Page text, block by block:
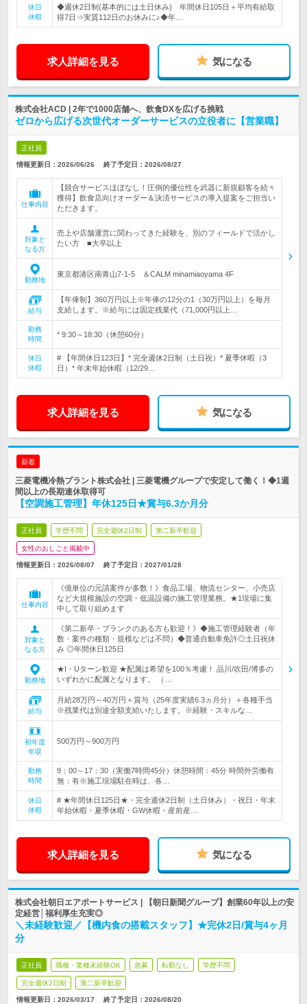
休日
休暇
◆週休2日制(基本的には土日休み) 年間休日105日＋平均有給取
得7日⇒実質112日のお休みに♪◆年…
求人詳細を見る 気になる
株式会社ACD | 2年で1000店舗へ、飲食DXを広げる挑戦
ゼロから広げる次世代オーダーサービスの立役者に【営業職】
正社員
情報更新日：2026/06/26 終了予定日： 2026/08/27
仕事内容
【競合サービスほぼなし！圧倒的優位性を武器に新規顧客を続々
獲得】飲食店向けオーダー＆決済サービスの導入提案をご担当い
ただきます。
対象と
なる方
売上や店舗運営に関わってきた経験を、別のフィールドで活かし
たい方 ■大卒以上
勤務地
東京都港区南青山7-1-5 ＆CALM minamiaoyama 4F
給与
【年俸制】360万円以上※年俸の12分の1（30万円以上）を毎月
支給します。※給与には固定残業代（71,000円以上…
勤務
時間
* 9:30～18:30（休憩60分）
休日
休暇
# 【年間休日123日】* 完全週休2日制（土日祝）* 夏季休暇（3
日）* 年末年始休暇（12/29…
求人詳細を見る 気になる
新着
三菱電機冷熱プラント株式会社 | 三菱電機グループで安定して働く！◆1週
間以上の長期連休取得可
【空調施工管理】年休125日★賞与6.3か月分
正社員 学歴不問 完全週休2日制 第二新卒歓迎
女性のおしごと掲載中
情報更新日：2026/08/07 終了予定日： 2027/01/28
仕事内容
《億単位の元請案件が多数！》食品工場、物流センター、小売店
など大規模施設の空調・低温設備の施工管理業務。★1現場に集
中して取り組めます
対象と
なる方
《第二新卒・ブランクのある方も歓迎！》◆施工管理経験者（年
数・案件の種類・規模などは不問）◆普通自動車免許◎土日祝休
み ◎年間休日125日
勤務地
★I・Uターン歓迎 ★配属は希望を100％考慮！ 品川/吹田/博多の
いずれかに配属となります。 （…
給与
月給28万円～40万円＋賞与（25年度実績6.3ヵ月分）＋各種手当
※残業代は別途全額支給いたします。※経験・スキルな…
初年度
年収
500万円～900万円
勤務
時間
9：00～17：30（実働7時間45分）休憩時間：45分 時間外労働有
無：有※施工現場駐在時は、各…
休日
休暇
# ★年間休日125日★・完全週休2日制（土日休み）・祝日・年末
年始休暇・夏季休暇・GW休暇・産前産…
求人詳細を見る 気になる
株式会社朝日エアポートサービス | 【朝日新聞グループ】創業60年以上の安
定経営│福利厚生充実◎
＼未経験歓迎／【機内食の搭載スタッフ】★完休2日/賞与4ヶ月
分
正社員 職種・業種未経験OK 急募 転勤なし 学歴不問
完全週休2日制 第二新卒歓迎
情報更新日：2026/03/17 終了予定日： 2026/08/20